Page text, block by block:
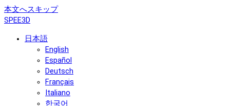
本文へスキップ
SPEE3D
日本語
English
Español
Deutsch
Français
Italiano
한국어